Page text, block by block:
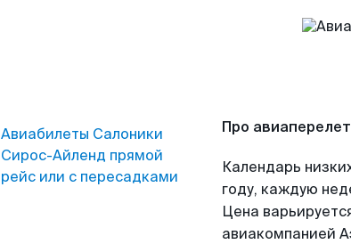
Авиабилеты Салоники
Сирос-Айленд прямой
рейс или с пересадками
Про
Календарь
году, каждую
Цена
авиакомпанией